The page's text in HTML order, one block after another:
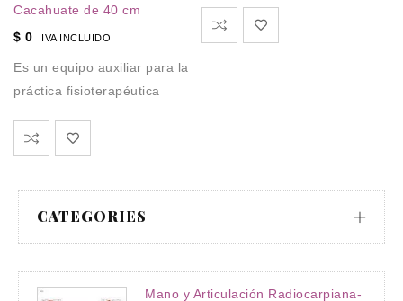
CATEGORIES
Mano y Articulación Radiocarpiana-
Cacahuate de 40 cm
$ 0 IVA INCLUIDO
Es un equipo auxiliar para la
práctica fisioterapéutica